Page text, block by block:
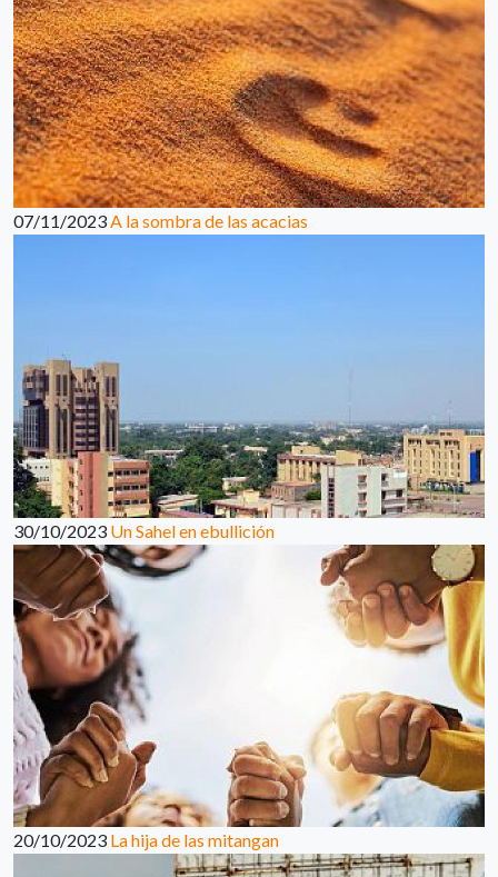
07/11/2023A la sombra de las acacias
30/10/2023 Un Sahel en ebullición
20/10/2023 La hija de las mitangan